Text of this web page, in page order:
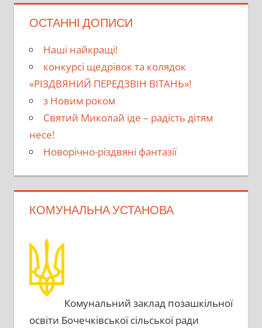
ОСТАННІ ДОПИСИ
Наші найкращі!
конкурсі щедрівок та колядок
«РІЗДВЯНИЙ ПЕРЕДЗВІН ВІТАНЬ»!
з Новим роком
Святий Миколай іде – радість дітям
несе!
Новорічно-різдвяні фантазії
КОМУНАЛЬНА УСТАНОВА
Комунальний заклад позашкільної
освіти Бочечківської сільської ради